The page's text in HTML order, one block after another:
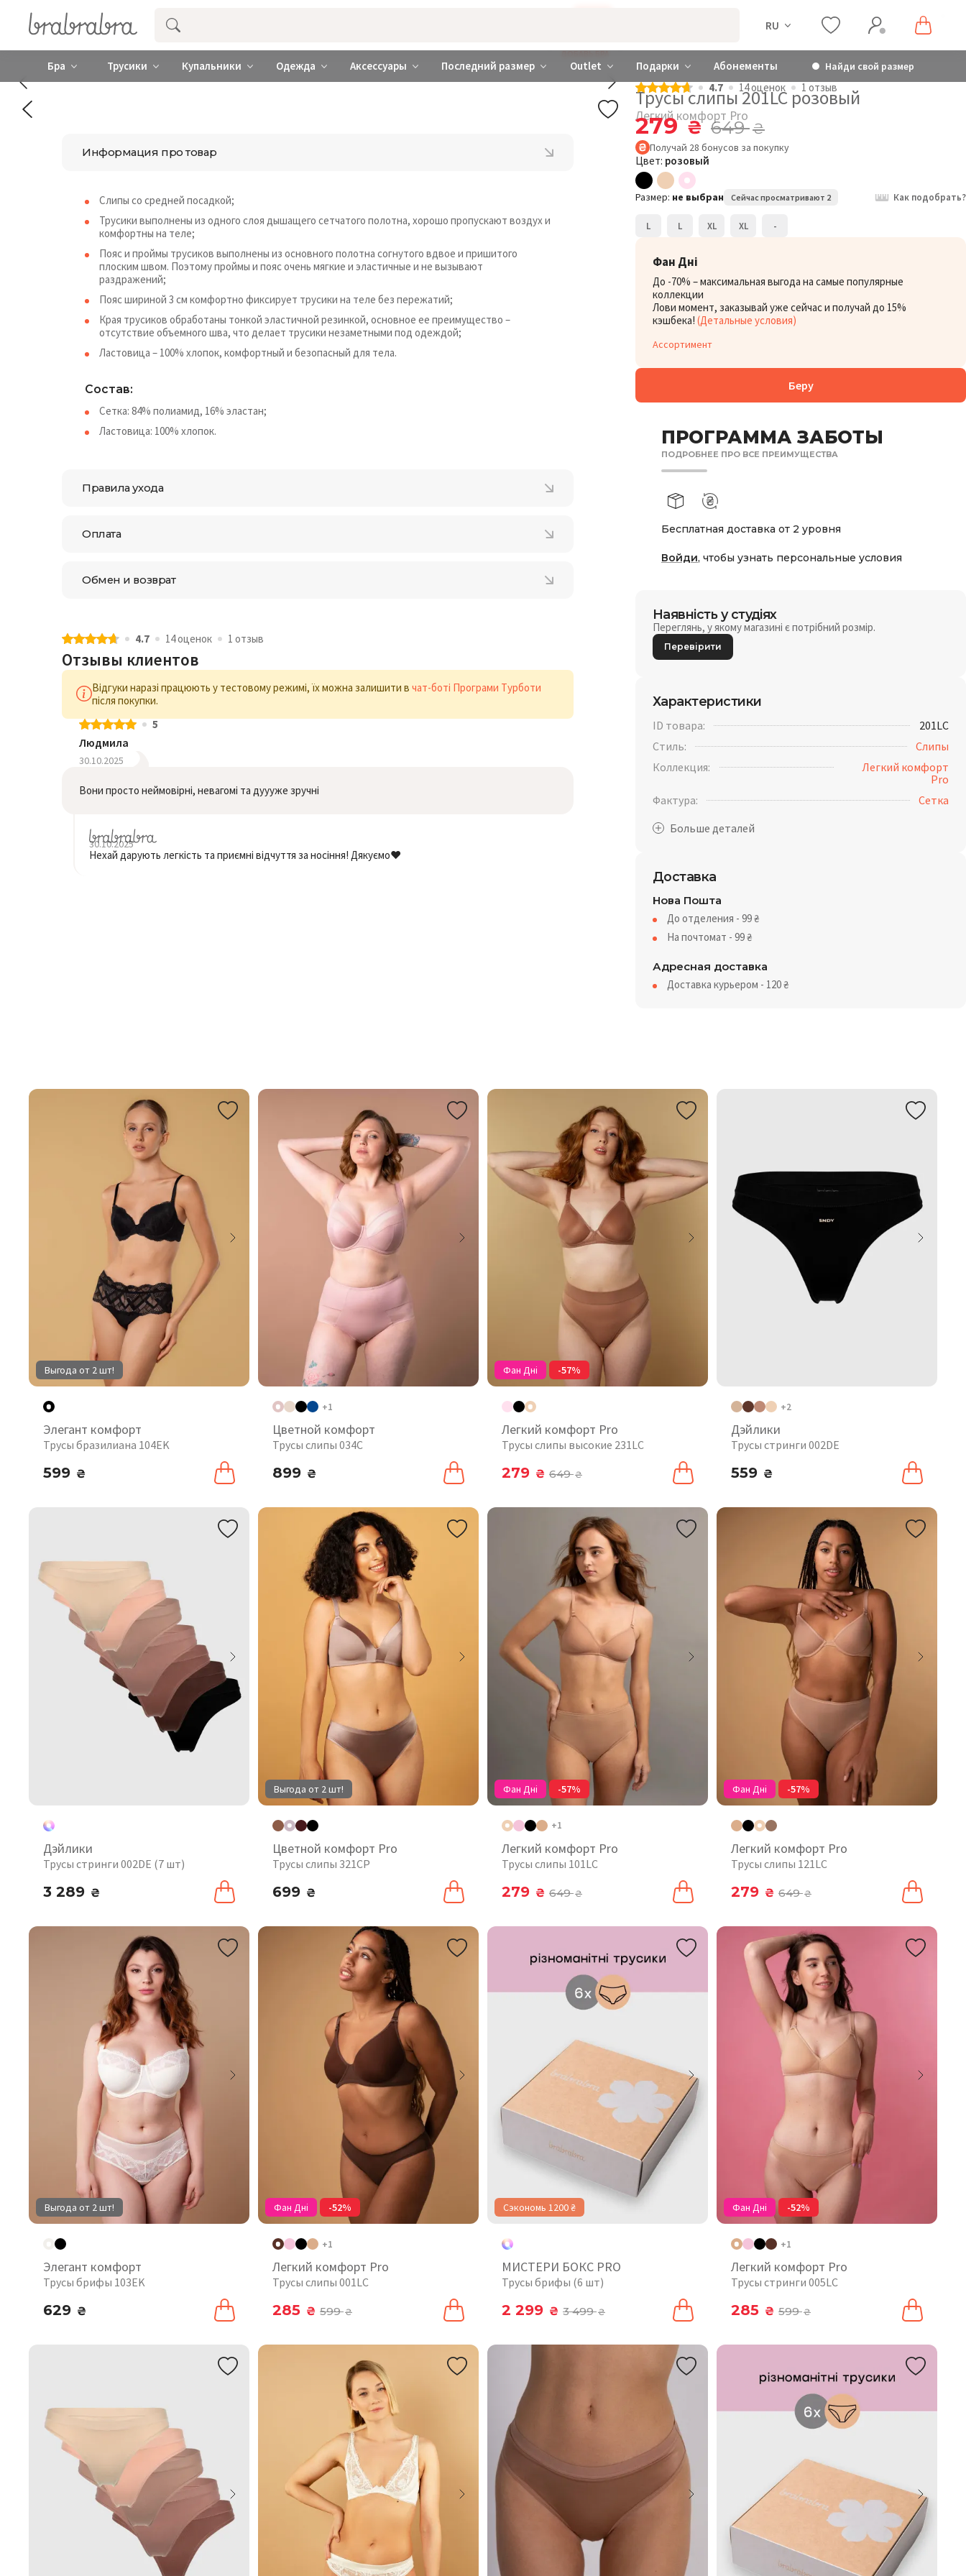
Купить нижнее женское белье ❤️ brabrabra ❤️ Киев и Украина RU
Бра Трусики Купальники Одежда Аксессуары Последний размер Outlet Подарки Абонементы Найди свой размер
ДОБАВЬ БРА
4.7 14 оценок 1 отзыв
Трусы слипы 201LC розовый
Легкий комфорт Pro
279₴ 649₴
Получай 28 бонусов за покупку
Цвет: розовый
Размер: не выбран Сейчас просматривают 2 Как подобрать?
L L XL XL -
Фан Дні
До -70% – максимальная выгода на самые популярные
коллекции
Лови момент, заказывай уже сейчас и получай до 15%
кэшбека! (Детальные условия)
Ассортимент
Беру
ПРОГРАММА ЗАБОТЫ
ПОДРОБНЕЕ ПРО ВСЕ ПРЕИМУЩЕСТВА
Бесплатная доставка от 2 уровня
Войди, чтобы узнать персональные условия
Наявність у студіях
Переглянь, у якому магазині є потрібний розмір.
Перевірити
Характеристики
ID товара:
201LC
Стиль:
Слипы
Коллекция:
Легкий комфорт
Pro
Фактура:
Cетка
Доставка
Нова Пошта
До отделения - 99₴
На почтомат - 99₴
Адресная доставка
Доставка курьером - 120₴
Информация про товар
Слипы со средней посадкой;
Трусики выполнены из одного слоя дышащего сетчатого полотна, хорошо пропускают воздух и
комфортны на теле;
Пояс и проймы трусиков выполнены из основного полотна согнутого вдвое и пришитого
плоским швом. Поэтому проймы и пояс очень мягкие и эластичные и не вызывают
раздражений;
Пояс шириной 3 см комфортно фиксирует трусики на теле без пережатий;
Края трусиков обработаны тонкой эластичной резинкой, основное ее преимущество –
отсутствие объемного шва, что делает трусики незаметными под одеждой;
Ластовица – 100% хлопок, комфортный и безопасный для тела.
Состав:
Сетка: 84% полиамид, 16% эластан;
Ластовица: 100% хлопок.
Правила ухода
Оплата
Обмен и возврат
4.7 14 оценок 1 отзыв
Отзывы клиентов
Відгуки наразі працюють у тестовому режимі, їх можна залишити в чат-боті Програми Турботи
після покупки.
5
Людмила
30.10.2025
Вони просто неймовірні, невагомі та дуууже зручні
30.10.2025
Нехай дарують легкість та приємні відчуття за носіння! Дякуємо❤️
Выгода от 2 шт!
Элегант комфорт
Трусы бразилиана 104EK
599 ₴
+1
Цветной комфорт
Трусы слипы 034C
899 ₴
Фан Дні -57%
Легкий комфорт Pro
Трусы слипы высокие 231LC
279 ₴ 649₴
+2
Дэйлики
Трусы стринги 002DE
559 ₴
Дэйлики
Трусы стринги 002DE (7 шт)
3 289 ₴
Выгода от 2 шт!
Цветной комфорт Pro
Трусы слипы 321CP
699 ₴
Фан Дні -57%
+1
Легкий комфорт Pro
Трусы слипы 101LC
279 ₴ 649₴
Фан Дні -57%
Легкий комфорт Pro
Трусы слипы 121LC
279 ₴ 649₴
Выгода от 2 шт!
Элегант комфорт
Трусы брифы 103EK
629 ₴
Фан Дні -52%
+1
Легкий комфорт Pro
Трусы слипы 001LC
285 ₴ 599₴
Сэкономь 1200 ₴
МИСТЕРИ БОКС PRO
Трусы брифы (6 шт)
2 299 ₴ 3 499₴
Фан Дні -52%
+1
Легкий комфорт Pro
Трусы стринги 005LC
285 ₴ 599₴